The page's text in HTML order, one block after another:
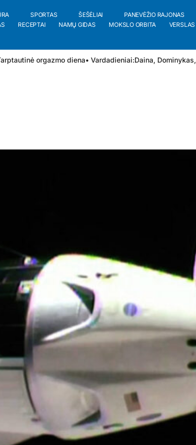
SPORTAS ŠEŠĖLIAI PANEVĖŽIO RAJONAS
RECEPTAI NAMŲ GIDAS MOKSLO ORBITA VERSLAS
orgazmo diena• Vardadieniai:Daina, Dominykas,